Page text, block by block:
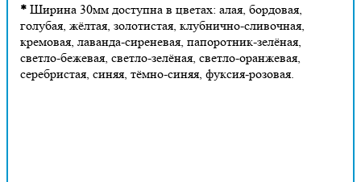
* Ширина 30мм доступна в цветах: алая, бордовая,
голубая, жёлтая, золотистая, клубнично-сливочная,
кремовая, лаванда-сиреневая, папоротник-зелёная,
светло-бежевая, светло-зелёная, светло-оранжевая,
серебристая, синяя, тёмно-синяя, фуксия-розовая.